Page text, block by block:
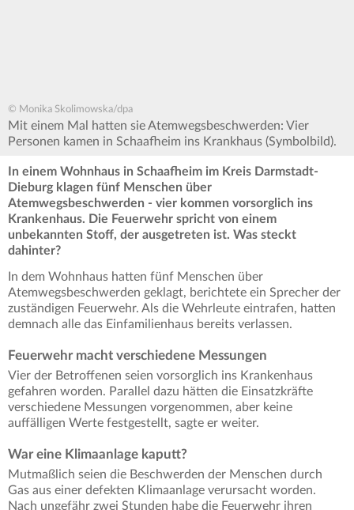
© Monika Skolimowska/dpa
Mit einem Mal hatten sie Atemwegsbeschwerden: Vier
Personen kamen in Schaafheim ins Krankhaus (Symbolbild).
In einem Wohnhaus in Schaafheim im Kreis Darmstadt-
Dieburg klagen fünf Menschen über
Atemwegsbeschwerden - vier kommen vorsorglich ins
Krankenhaus. Die Feuerwehr spricht von einem
unbekannten Stoff, der ausgetreten ist. Was steckt
dahinter?
In dem Wohnhaus hatten fünf Menschen über
Atemwegsbeschwerden geklagt, berichtete ein Sprecher der
zuständigen Feuerwehr. Als die Wehrleute eintrafen, hatten
demnach alle das Einfamilienhaus bereits verlassen.
Feuerwehr macht verschiedene Messungen
Vier der Betroffenen seien vorsorglich ins Krankenhaus
gefahren worden. Parallel dazu hätten die Einsatzkräfte
verschiedene Messungen vorgenommen, aber keine
auffälligen Werte festgestellt, sagte er weiter.
War eine Klimaanlage kaputt?
Mutmaßlich seien die Beschwerden der Menschen durch
Gas aus einer defekten Klimaanlage verursacht worden.
Nach ungefähr zwei Stunden habe die Feuerwehr ihren